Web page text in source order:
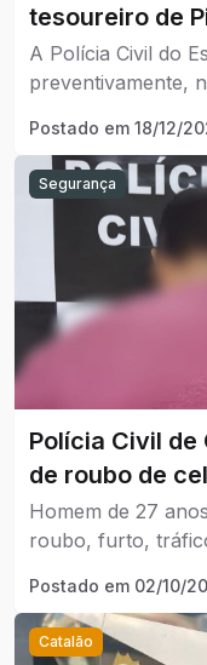
tesoureiro de
desvio de
A Polícia Civil do
preventivamente,
anos, investigado
Administração
Postado em 18/12/
Segurança
Polícia Civil
de roubo de
Homem de 27
roubo, furto,
em Catalão.
Postado em 02/10/
Catalão